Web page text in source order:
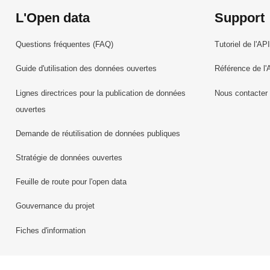
L'Open data
Questions fréquentes (FAQ)
Guide d'utilisation des données ouvertes
Lignes directrices pour la publication de données
ouvertes
Demande de réutilisation de données publiques
Stratégie de données ouvertes
Feuille de route pour l'open data
Gouvernance du projet
Fiches d'information
Support
Tutoriel de l'API
Référence de
Nous contacter